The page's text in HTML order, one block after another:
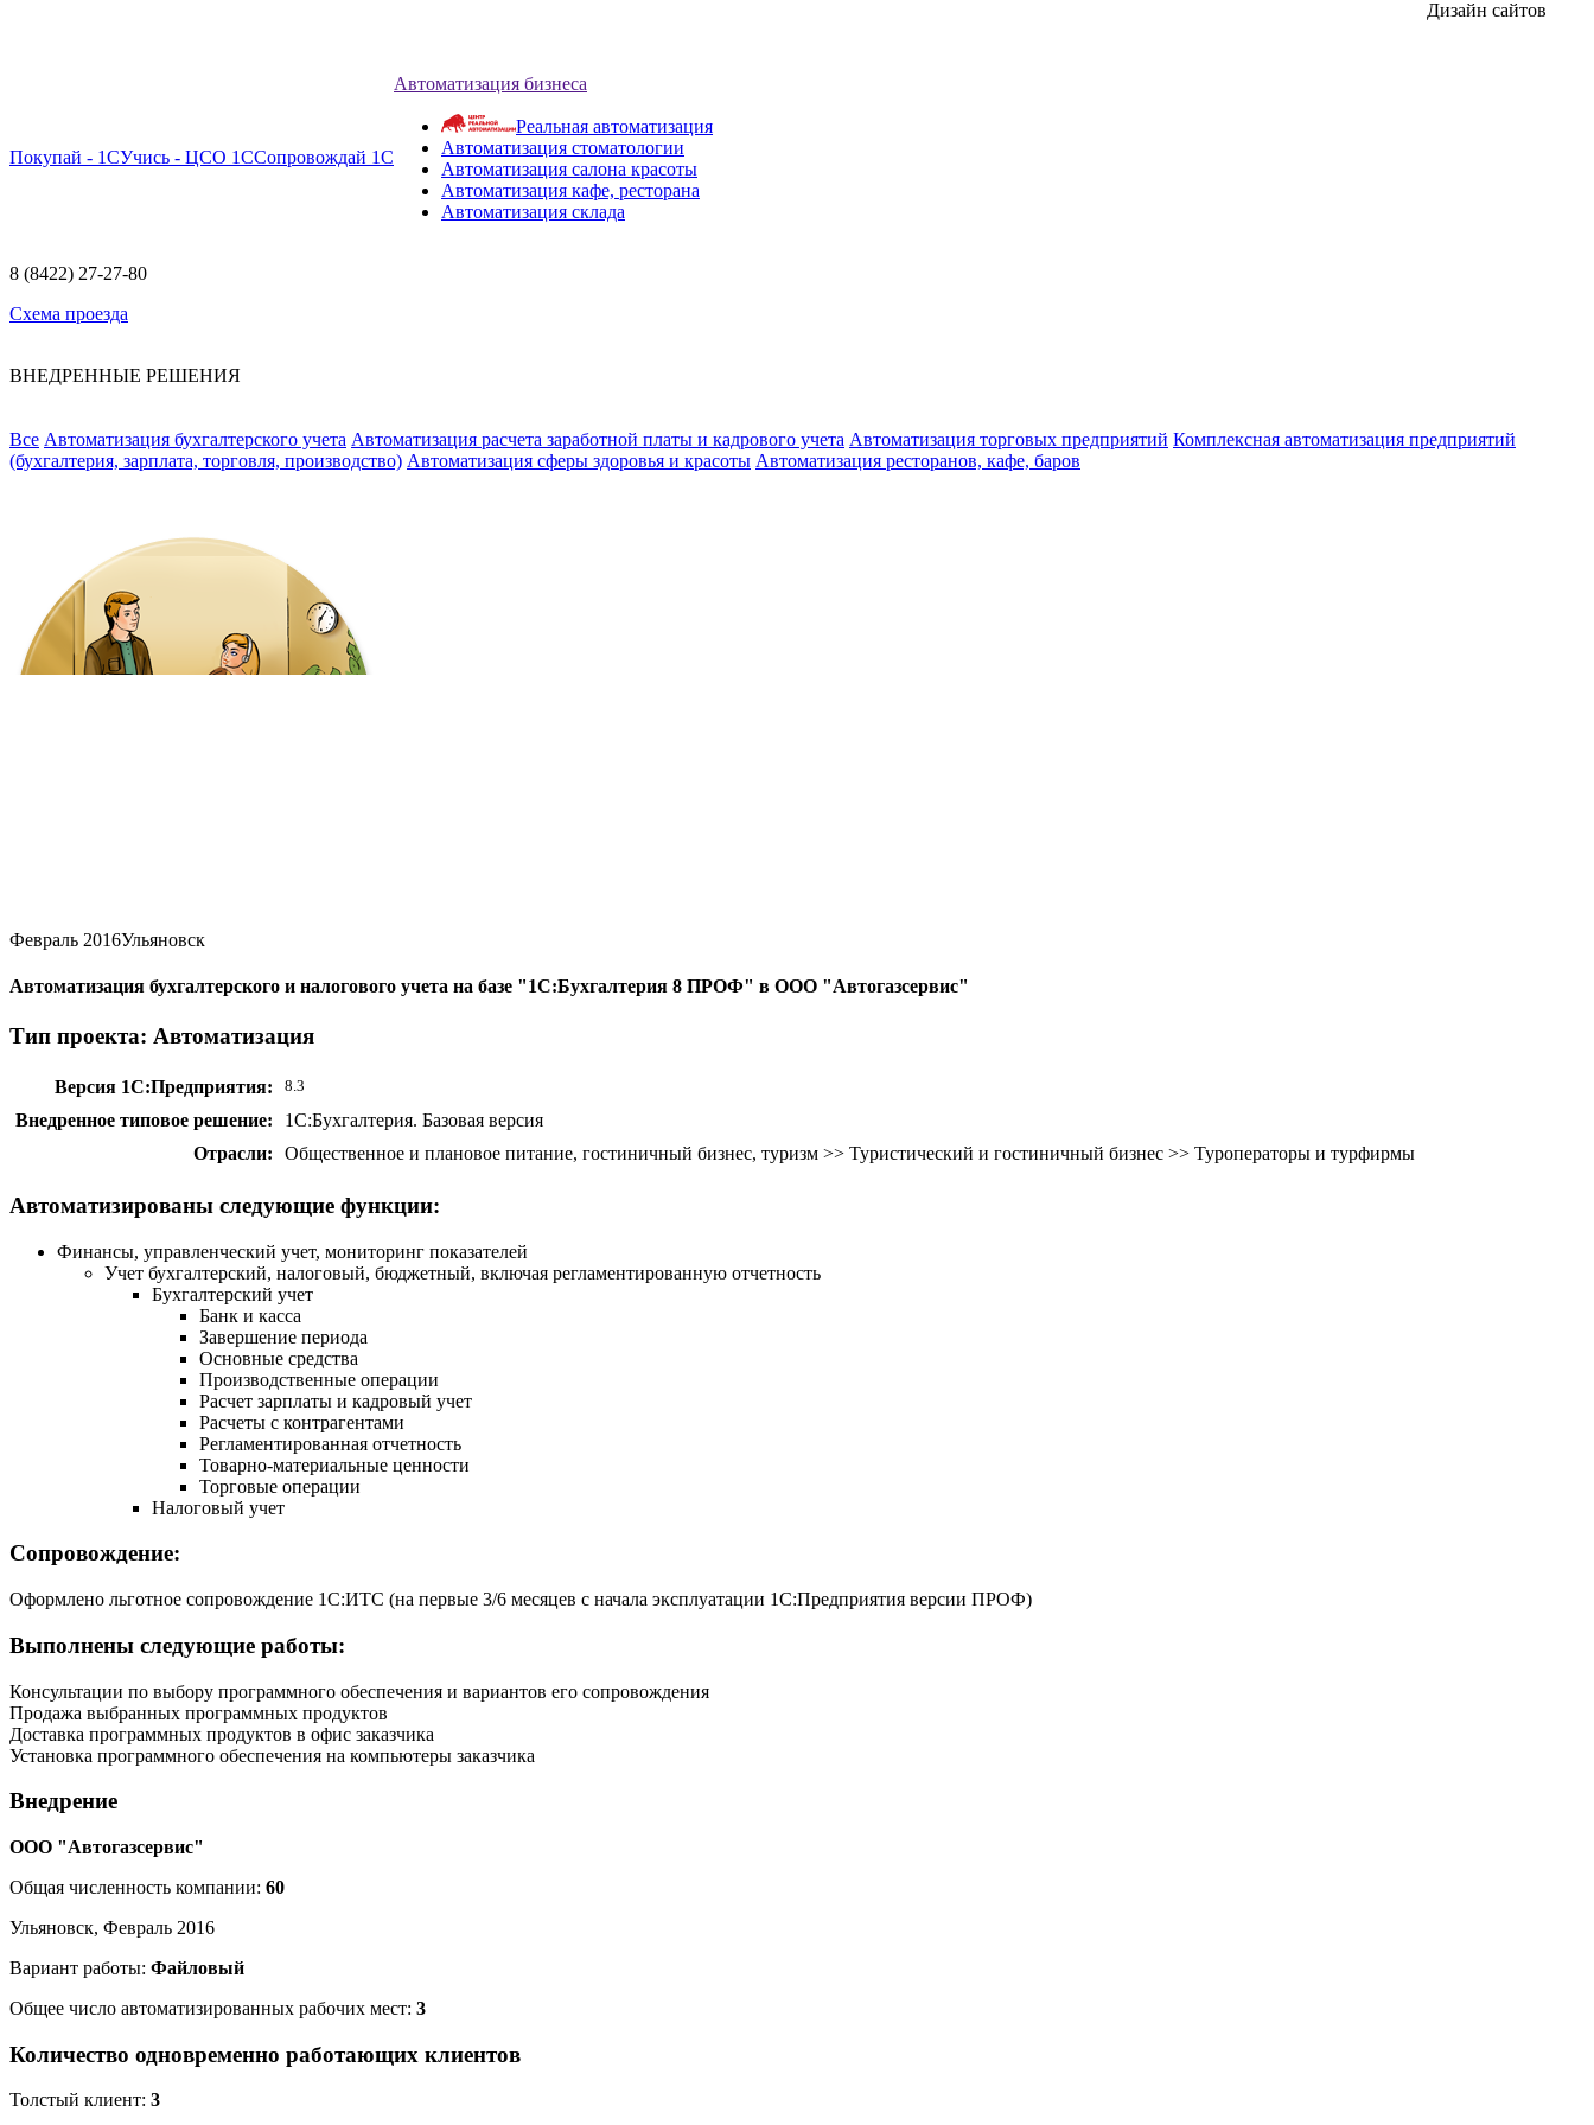
Покупай - 1СУчись - ЦСО 1ССопровождай 1С
Автоматизация бизнеса
Реальная автоматизация
Автоматизация стоматологии
Автоматизация салона красоты
Автоматизация кафе, ресторана
Автоматизация склада
8 (8422) 27-27-80
Схема проезда
ВНЕДРЕННЫЕ РЕШЕНИЯ
Все Автоматизация бухгалтерского учета Автоматизация расчета заработной платы и кадрового учета Автоматизация торговых предприятий Комплексная автоматизация предприятий
(бухгалтерия, зарплата, торговля, производство) Автоматизация сферы здоровья и красоты Автоматизация ресторанов, кафе, баров
Февраль 2016Ульяновск
Автоматизация бухгалтерского и налогового учета на базе "1С:Бухгалтерия 8 ПРОФ" в ООО "Автогазсервис"
Тип проекта: Автоматизация
Версия 1С:Предприятия: 8.3
Внедренное типовое решение:
1С:Бухгалтерия. Базовая версия
Отрасли:
Общественное и плановое питание, гостиничный бизнес, туризм >> Туристический и гостиничный бизнес >> Туроператоры и турфирмы
Автоматизированы следующие функции:
Финансы, управленческий учет, мониторинг показателей
Учет бухгалтерский, налоговый, бюджетный, включая регламентированную отчетность
Бухгалтерский учет
Банк и касса
Завершение периода
Основные средства
Производственные операции
Расчет зарплаты и кадровый учет
Расчеты с контрагентами
Регламентированная отчетность
Товарно-материальные ценности
Торговые операции
Налоговый учет
Сопровождение:
Оформлено льготное сопровождение 1С:ИТС (на первые 3/6 месяцев с начала эксплуатации 1С:Предприятия версии ПРОФ)
Выполнены следующие работы:
Консультации по выбору программного обеспечения и вариантов его сопровождения
Продажа выбранных программных продуктов
Доставка программных продуктов в офис заказчика
Установка программного обеспечения на компьютеры заказчика
Внедрение
ООО "Автогазсервис"
Общая численность компании: 60
Ульяновск, Февраль 2016
Вариант работы: Файловый
Общее число автоматизированных рабочих мест: 3
Количество одновременно работающих клиентов
Толстый клиент: 3
Дизайн сайтов